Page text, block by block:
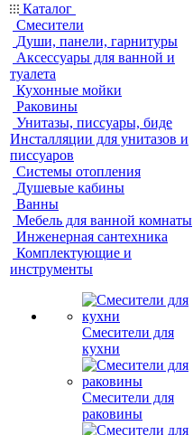
Каталог
Смесители
Души, панели, гарнитуры
Аксессуары для ванной и
туалета
Кухонные мойки
Раковины
Унитазы, писсуары, биде
Инсталляции для унитазов и
писсуаров
Системы отопления
Душевые кабины
Ванны
Мебель для ванной комнаты
Инженерная сантехника
Комплектующие и
инструменты
Смесители для
кухни
Смесители для
раковины